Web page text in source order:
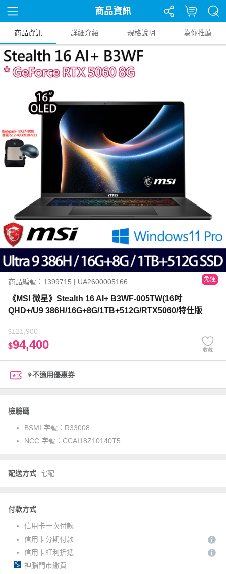
商品資訊
商品資訊 詳細介紹 規格說明 為你推薦
商品編號：1399715 | UA2600005166 免運
《MSI 微星》Stealth 16 AI+ B3WF-005TW(16吋
QHD+/U9 386H/16G+8G/1TB+512G/RTX5060/特仕版
$121,900
$94,400 收藏
※不適用優惠券
檢驗碼
BSMI 字號： R33008
NCC 字號： CCAI18Z10140T5
配送方式 宅配
付款方式
信用卡一次付款
信用卡分期付款
信用卡紅利折抵
神腦門市繳費